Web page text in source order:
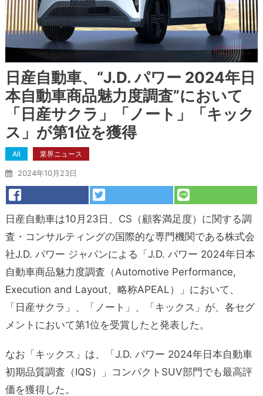
日産自動車、“J.D. パワー 2024年日
本自動車商品魅力度調査”において
「日産サクラ」「ノート」「キック
ス」が第1位を獲得
All 業界ニュース
2024年10月23日
日産自動車は10月23日、CS（顧客満足度）に関する調
査・コンサルティングの国際的な専門機関である株式会
社J.D. パワー ジャパンによる「J.D. パワー 2024年日本
自動車商品魅力度調査（Automotive Performance,
Execution and Layout、略称APEAL）」において、
「日産サクラ」、「ノート」、「キックス」が、各セグ
メントにおいて第1位を受賞したと発表した。
なお「キックス」は、「J.D. パワー 2024年日本自動車
初期品質調査（IQS）」コンパクトSUV部門でも最高評
価を獲得した。